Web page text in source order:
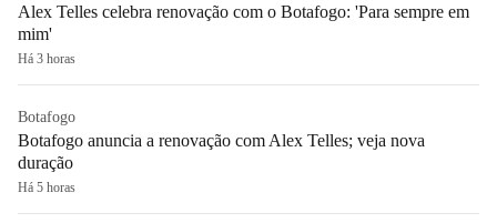
Alex Telles celebra renovação com o Botafogo: 'Para sempre em
mim'
Há 3 horas
Botafogo
Botafogo anuncia a renovação com Alex Telles; veja nova
duração
Há 5 horas